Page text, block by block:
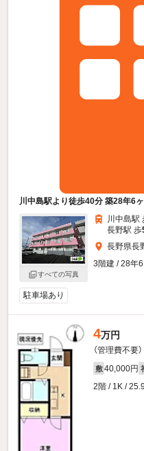
川中島駅より徒歩40分 築28年6
すべての写真
川中島駅
長野駅 歩
長野県長
3階建 / 28年
駐車場あり
4万円
（管理費不要）
敷 40,000円
2階 / 1K /